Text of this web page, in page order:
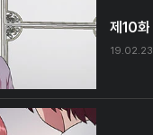
제10화
19.02.23